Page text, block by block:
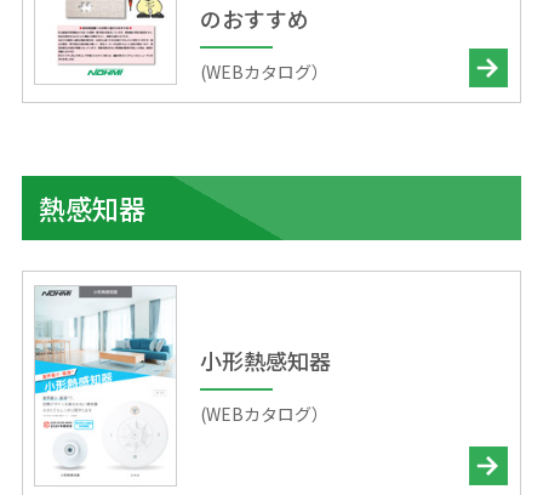
のおすすめ
(WEBカタログ）
熱感知器
小形熱感知器
(WEBカタログ）